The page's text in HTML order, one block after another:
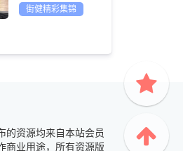
街健精彩集锦
的资源均来自本站会员
商业用途，所有资源版